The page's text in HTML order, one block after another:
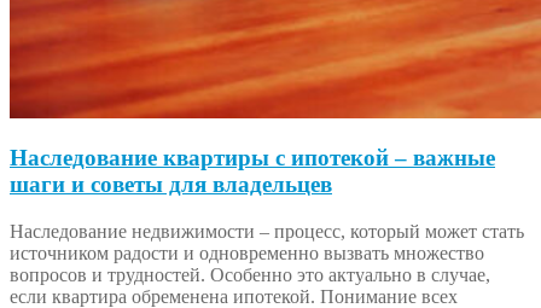
Наследование квартиры с ипотекой – важные
шаги и советы для владельцев
Наследование недвижимости – процесс, который может стать
источником радости и одновременно вызвать множество
вопросов и трудностей. Особенно это актуально в случае,
если квартира обременена ипотекой. Понимание всех